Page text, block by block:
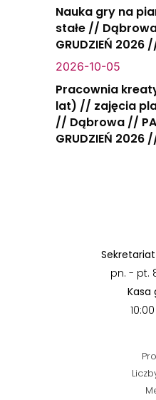
Nauka gry na
stałe // Dąbrowa
GRUDZIEŃ 2026
2026-10-05
Pracownia
lat) // zajęcia
// Dąbrowa //
GRUDZIEŃ 2026
Sekretariat
pn. - pt.
Kasa